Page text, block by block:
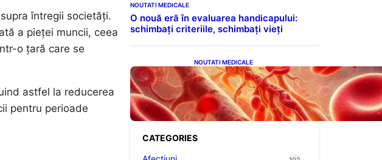
întregii societăți.
a pieței muncii, ceea
o țară care se
astfel la reducerea
pentru perioade
NOUTATI MEDICALE
O nouă eră în evaluarea handicapului:
schimbați criteriile, schimbați vieți
NOUTATI MEDICALE
Vitamina K: Beneficii,
Riscuri și Interacțiuni în
Coagularea Sângelui
CATEGORIES